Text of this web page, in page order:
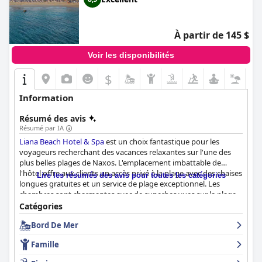
À partir de 145 $
Voir les disponibilités
$
Information
Résumé des avis
Résumé par IA
Liana Beach Hotel & Spaest un choix fantastique pour les
voyageurs recherchant des vacances relaxantes sur l'une des
plus belles plages de Naxos. L'emplacement imbattable de
l'hôtel offre aux clients un accès privé à la plage avec des chaises
longues gratuites et un service de plage exceptionnel. Les
chambres sont charmantes avec de superbes vues sur la plage
et les environs et le buffet du petit-déjeuner est un point fort
pour de nombreux clients avec une grande variété d'options
fraîches et délicieuses. Le personnel est amical, serviable et offre
un service client exceptionnel et les installations de spa et de
gym sont bien équipées et bien entretenues. Bien qu'il y ait eu
quelques plaintes mineures concernant la propreté et la
Lire les résumés des avis pour toutes les catégories
Catégories
Bord De Mer
Famille